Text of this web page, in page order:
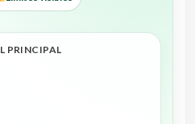
PRINCIPAL